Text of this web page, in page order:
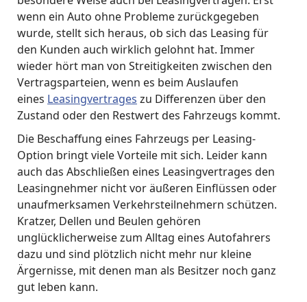
wenn ein Auto ohne Probleme zurückgegeben
wurde, stellt sich heraus, ob sich das Leasing für
den Kunden auch wirklich gelohnt hat. Immer
wieder hört man von Streitigkeiten zwischen den
Vertragsparteien, wenn es beim Auslaufen
eines Leasingvertrages zu Differenzen über den
Zustand oder den Restwert des Fahrzeugs kommt.
Die Beschaffung eines Fahrzeugs per Leasing-
Option bringt viele Vorteile mit sich. Leider kann
auch das Abschließen eines Leasingvertrages den
Leasingnehmer nicht vor äußeren Einflüssen oder
unaufmerksamen Verkehrsteilnehmern schützen.
Kratzer, Dellen und Beulen gehören
unglücklicherweise zum Alltag eines Autofahrers
dazu und sind plötzlich nicht mehr nur kleine
Ärgernisse, mit denen man als Besitzer noch ganz
gut leben kann.